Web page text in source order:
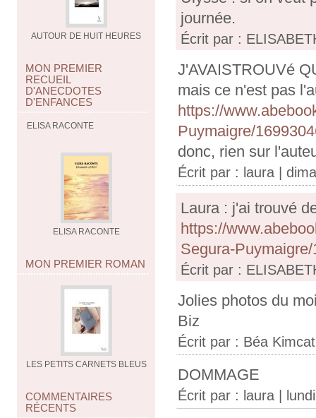
AUTOUR DE HUIT HEURES
MON PREMIER
RECUEIL
D'ANECDOTES
D'ENFANCES
ELISA RACONTE
ELISA RACONTE
MON PREMIER ROMAN
LES PETITS CARNETS BLEUS
COMMENTAIRES
RÉCENTS
journée.
Écrit par :
J'AVAISTROUVé
mais ce n'est pas
https://
Puymaigre/
donc, rien sur
Écrit par : laura |
Laura : j'ai trouvé
https://
Segura-
Écrit par :
Jolies photos du
Biz
Écrit par : Béa Kimcat
DOMMAGE
Écrit par : laura |